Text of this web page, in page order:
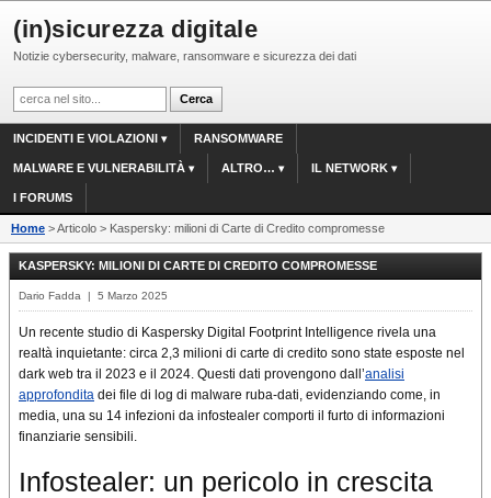
(in)sicurezza digitale
Notizie cybersecurity, malware, ransomware e sicurezza dei dati
INCIDENTI E VIOLAZIONI RANSOMWARE
MALWARE E VULNERABILITÀ ALTRO… IL NETWORK
I FORUMS
Home > Articolo > Kaspersky: milioni di Carte di Credito compromesse
KASPERSKY: MILIONI DI CARTE DI CREDITO COMPROMESSE
Dario Fadda | 5 Marzo 2025
Un recente studio di Kaspersky Digital Footprint Intelligence rivela una
realtà inquietante: circa 2,3 milioni di carte di credito sono state esposte nel
dark web tra il 2023 e il 2024. Questi dati provengono dall’analisi
approfondita dei file di log di malware ruba-dati, evidenziando come, in
media, una su 14 infezioni da infostealer comporti il furto di informazioni
finanziarie sensibili.
Infostealer: un pericolo in crescita